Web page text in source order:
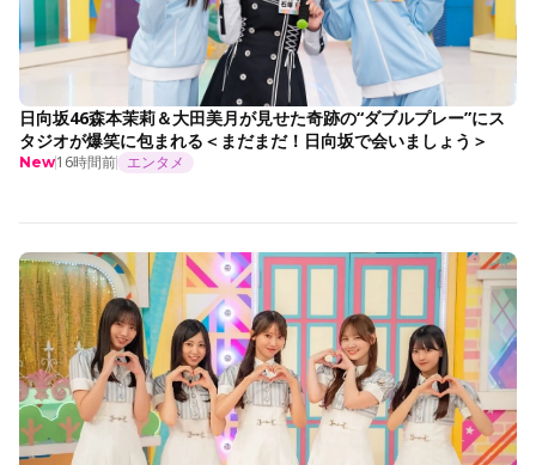
日向坂46森本茉莉＆大田美月が見せた奇跡の“ダブルプレー”にス
タジオが爆笑に包まれる＜まだまだ！日向坂で会いましょう＞
New16時間前 エンタメ